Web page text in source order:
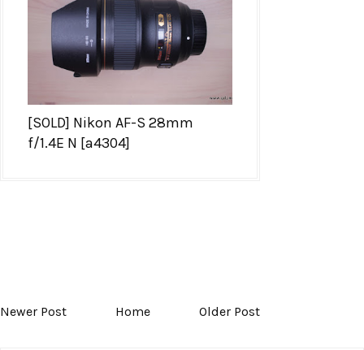
[SOLD] Nikon AF-S 28mm
f/1.4E N [a4304]
Newer Post Home Older Post